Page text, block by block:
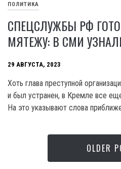
ПОЛИТИКА
СПЕЦСЛУЖБЫ РФ
МЯТЕЖУ: В СМИ
29 АВГУСТА, 2023
Хоть глава преступной
и был устранен, в Кремле все
На это указывают слова
OLDER